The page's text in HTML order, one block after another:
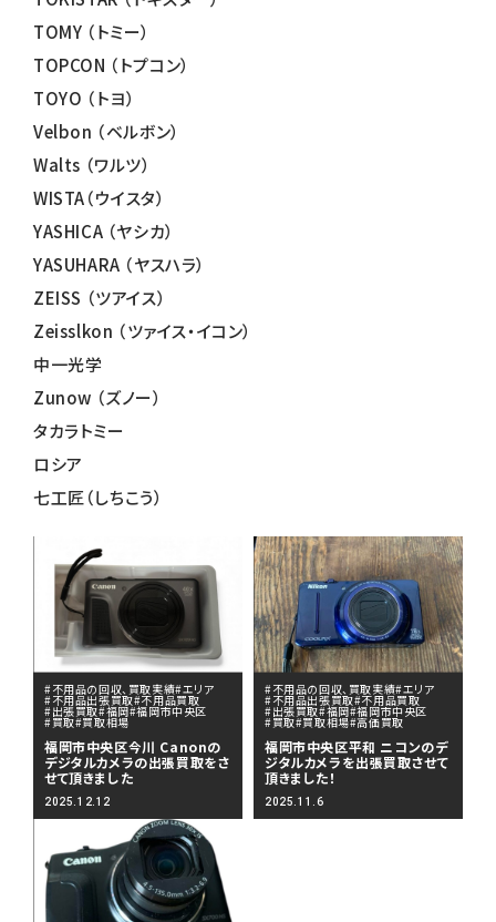
TOMY （トミー）
TOPCON （トプコン）
TOYO （トヨ）
Velbon （ベルボン）
Walts （ワルツ）
WISTA（ウイスタ）
YASHICA （ヤシカ）
YASUHARA （ヤスハラ）
ZEISS （ツアイス）
Zeisslkon （ツァイス・イコン）
中一光学
Zunow （ズノー）
タカラトミー
ロシア
七工匠（しちこう）
#不用品の回収、買取実績#エリア
#不用品出張買取#不用品買取
#出張買取#福岡#福岡市中央区
#買取#買取相場
福岡市中央区今川 Canonの
デジタルカメラの出張買取をさ
せて頂きました
2025.12.12
#不用品の回収、買取実績#エリア
#不用品出張買取#不用品買取
#出張買取#福岡#福岡市中央区
#買取#買取相場#高価買取
福岡市中央区平和 ニコンのデ
ジタルカメラを出張買取させて
頂きました！
2025.11.6